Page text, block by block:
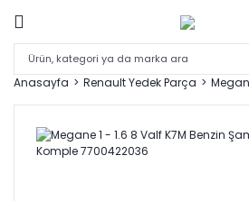
Anasayfa Renault Yedek Parça